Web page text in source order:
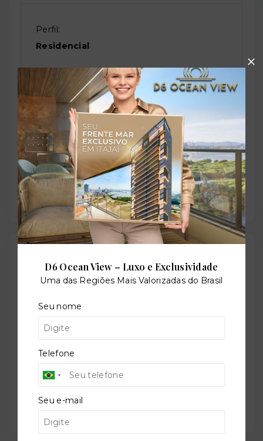
Perfil:
Residencial
Situação:
Novo
Previsão de entrega:
30/04/2026
Alameda Malbec (Villa Solaia), 513 - Tamboré -
+
−
D6 Ocean View – Luxo e Exclusividade
Uma das Regiões Mais Valorizadas do Brasil
Seu nome
Telefone
Seu e-mail